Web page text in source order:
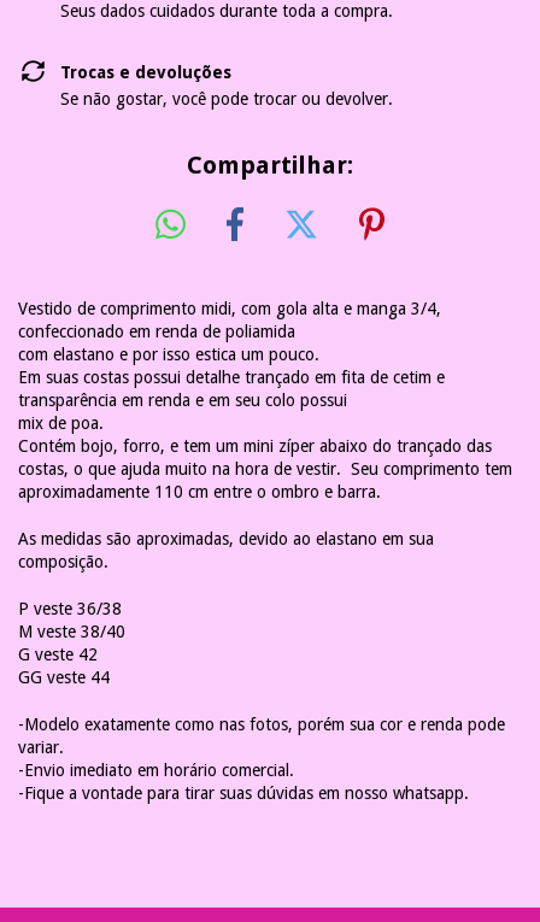
Seus dados cuidados durante toda a compra.
Trocas e devoluções
Se não gostar, você pode trocar ou devolver.
Compartilhar:
Vestido de comprimento midi, com gola alta e manga 3/4,
confeccionado em renda de poliamida
com elastano e por isso estica um pouco.
Em suas costas possui detalhe trançado em fita de cetim e
transparência em renda e em seu colo possui
mix de poa.
Contém bojo, forro, e tem um mini zíper abaixo do trançado das
costas, o que ajuda muito na hora de vestir. Seu comprimento tem
aproximadamente 110 cm entre o ombro e barra.
As medidas são aproximadas, devido ao elastano em sua
composição.
P veste 36/38
M veste 38/40
G veste 42
GG veste 44
-Modelo exatamente como nas fotos, porém sua cor e renda pode
variar.
-Envio imediato em horário comercial.
-Fique a vontade para tirar suas dúvidas em nosso whatsapp.